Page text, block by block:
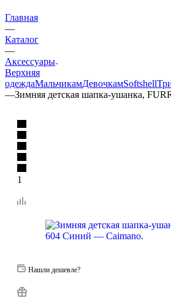
Главная
—
Каталог
—
Аксессуары
Верхняя
одеждаМальчикамДевочкамSoftshell
—Зимняя детская шапка-ушанка,
1
Нашли дешевле?